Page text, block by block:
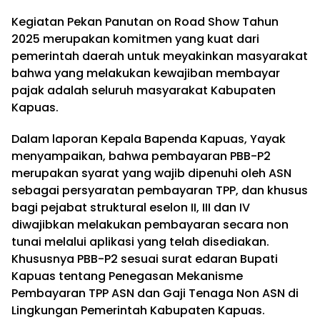
Kegiatan Pekan Panutan on Road Show Tahun
2025 merupakan komitmen yang kuat dari
pemerintah daerah untuk meyakinkan masyarakat
bahwa yang melakukan kewajiban membayar
pajak adalah seluruh masyarakat Kabupaten
Kapuas.
Dalam laporan Kepala Bapenda Kapuas, Yayak
menyampaikan, bahwa pembayaran PBB-P2
merupakan syarat yang wajib dipenuhi oleh ASN
sebagai persyaratan pembayaran TPP, dan khusus
bagi pejabat struktural eselon II, III dan IV
diwajibkan melakukan pembayaran secara non
tunai melalui aplikasi yang telah disediakan.
Khususnya PBB-P2 sesuai surat edaran Bupati
Kapuas tentang Penegasan Mekanisme
Pembayaran TPP ASN dan Gaji Tenaga Non ASN di
Lingkungan Pemerintah Kabupaten Kapuas.